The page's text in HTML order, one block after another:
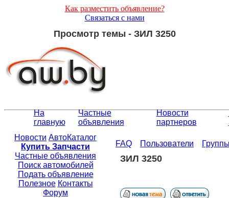
Как разместить объявление?
Связаться с нами
Просмотр темы - ЗИЛ 3250
На
главную
Частные
объявления
Новости
партнеров
Новости АвтоКаталог
Купить Запчасти
Частные объявления
Поиск автомобилей
Подать объявление
Полезное Контакты
Форум
FAQ Пользователи
ЗИЛ 3250